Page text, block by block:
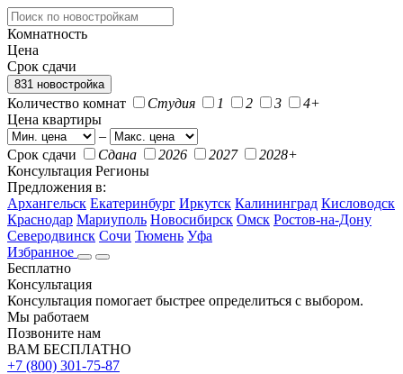
Комнатность
Цена
Срок сдачи
831 новостройка
Количество комнат Студия 1 2 3
4+
Цена квартиры
–
Срок сдачи
Сдана 2026 2027
2028+
Консультация Регионы
Предложения в:
Архангельск Екатеринбург Иркутск Калининград Кисловодск
Краснодар Мариуполь Новосибирск Омск Ростов-на-Дону
Северодвинск Сочи Тюмень Уфа
Избранное
Бесплатно
Консультация
Консультация помогает быстрее определиться с выбором.
Мы работаем
Позвоните нам
ВАМ БЕСПЛАТНО
+7 (800) 301-75-87